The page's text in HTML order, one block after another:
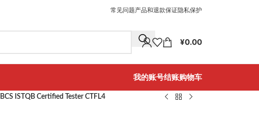
常见问题产品和退款保证隐私保护
¥0.00
我的账号结账购物车
BCS ISTQB Certified Tester CTFL4